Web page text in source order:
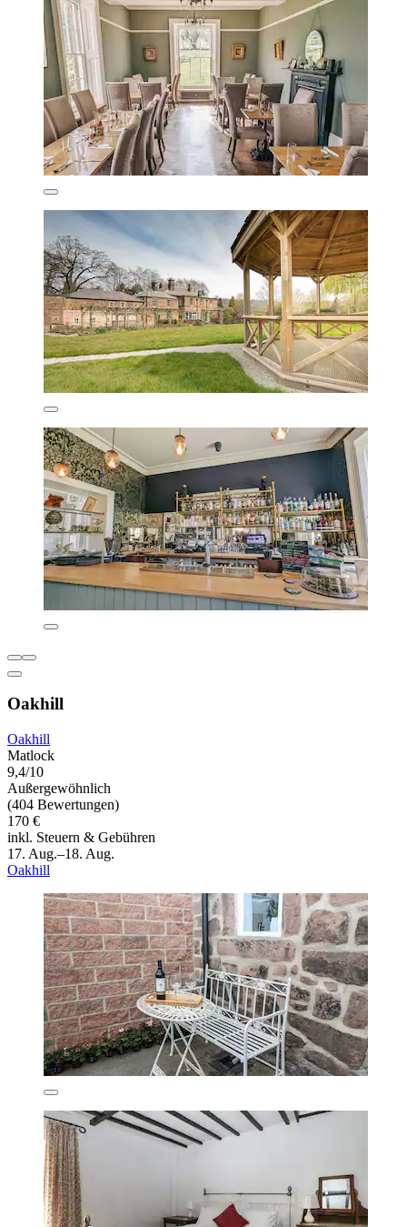
Oakhill
Oakhill
Matlock
9,4/10
Außergewöhnlich
(404 Bewertungen)
170 €
inkl. Steuern & Gebühren
17. Aug.–18. Aug.
Oakhill